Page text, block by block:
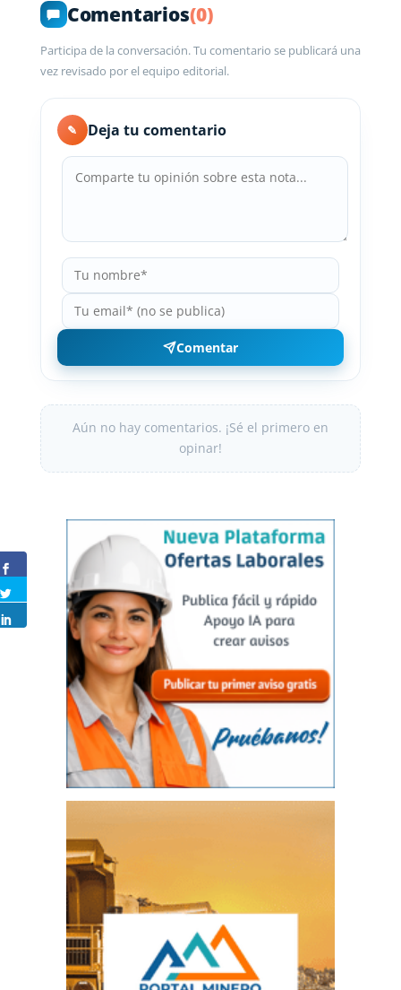
Comentarios(0)
Participa de la conversación. Tu comentario se publicará una
vez revisado por el equipo editorial.
✎ Deja tu comentario
Comentar
Aún no hay comentarios. ¡Sé el primero en
opinar!